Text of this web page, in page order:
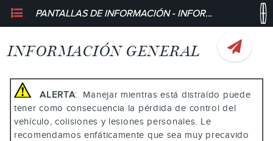
PANTALLAS DE INFORMACIÓN - INFORMACIÓN GENERAL
INFORMACIÓN GENERAL
ALERTA: Manejar mientras está distraído puede
tener como consecuencia la pérdida de control del
vehículo, colisiones y lesiones personales. Le
recomendamos enfáticamente que sea muy precavido